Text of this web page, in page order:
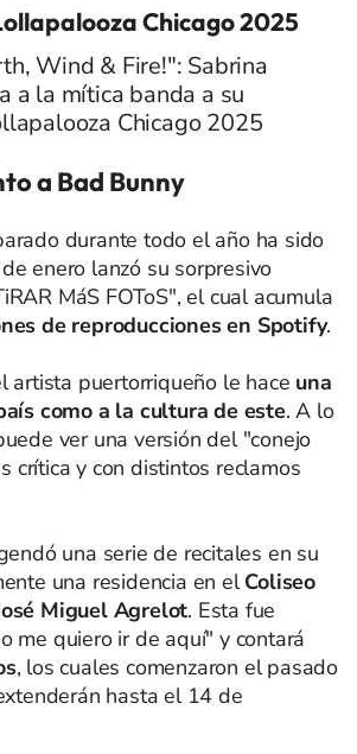
Chicago 2025
Wind & Fire!": Sabrina
a la mítica banda a su
Chicago 2025
a Bad Bunny
durante todo el año ha sido
enero lanzó su sorpresivo
MáS FOToS", el cual acumula
de reproducciones en Spotify.
artista puertorriqueño le hace una
como a la cultura de este. A lo
ver una versión del "conejo
crítica y con distintos reclamos
una serie de recitales en su
una residencia en elColiseo
Miguel Agrelot. Esta fue
me quiero ir de aquí" y contará
, los cuales comenzaron el pasado
hasta el 14 de